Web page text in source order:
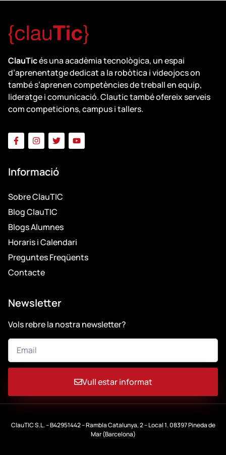
ClauTicés una acadèmia tecnològica, un espai
d’aprenentatge dedicat a la robòtica i videojocs on
també s’aprenen competències de treball en equip,
lideratge i comunicació. Clautic també ofereix serveis
com competicions, campus i tallers.
Informació
Sobre ClauTIC
Blog ClauTIC
Blogs Alumnes
Horaris i Calendari
Preguntes Freqüents
Contacte
Newsletter
Vols rebre la nostra newsletter?
Vull estar informat
ClauTIC S.L. – B42951442 – Rambla Catalunya, 2 – Local 1. 08397 Pineda de
Mar (Barcelona)